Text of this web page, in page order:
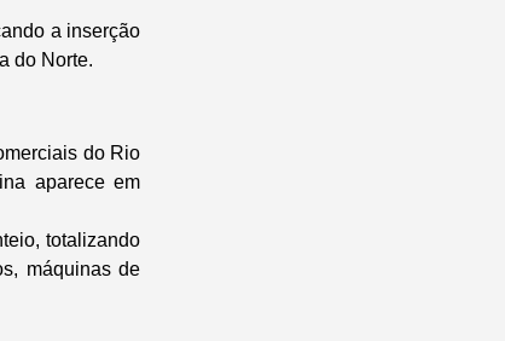
a inserção
do Norte.
do Rio
aparece em
totalizando
máquinas de